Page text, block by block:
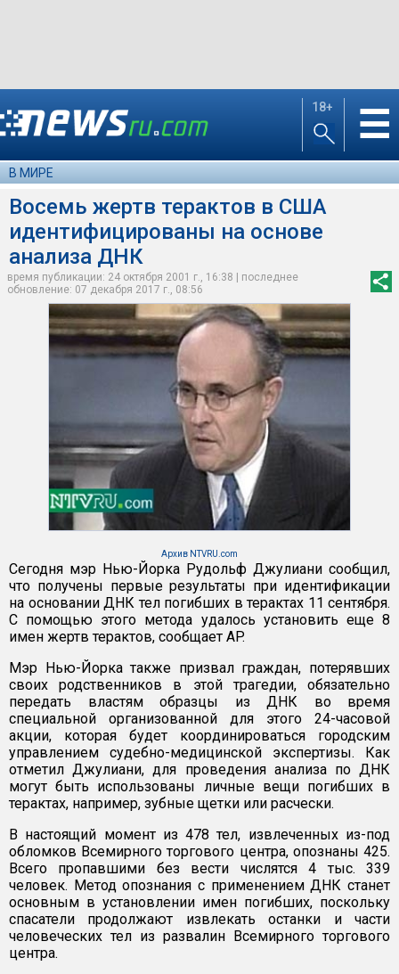
18+ ☰
В МИРЕ
Восемь жертв терактов в США
идентифицированы на основе
анализа ДНК
время публикации: 24 октября 2001 г., 16:38 | последнее
обновление: 07 декабря 2017 г., 08:56
Архив NTVRU.com
Сегодня мэр Нью-Йорка Рудольф Джулиани сообщил,
что получены первые результаты при идентификации
на основании ДНК тел погибших в терактах 11 сентября.
С помощью этого метода удалось установить еще 8
имен жертв терактов, сообщает AP.
Мэр Нью-Йорка также призвал граждан, потерявших
своих родственников в этой трагедии, обязательно
передать властям образцы из ДНК во время
специальной организованной для этого 24-часовой
акции, которая будет координироваться городским
управлением судебно-медицинской экспертизы. Как
отметил Джулиани, для проведения анализа по ДНК
могут быть использованы личные вещи погибших в
терактах, например, зубные щетки или расчески.
В настоящий момент из 478 тел, извлеченных из-под
обломков Всемирного торгового центра, опознаны 425.
Всего пропавшими без вести числятся 4 тыс. 339
человек. Метод опознания с применением ДНК станет
основным в установлении имен погибших, поскольку
спасатели продолжают извлекать останки и части
человеческих тел из развалин Всемирного торгового
центра.